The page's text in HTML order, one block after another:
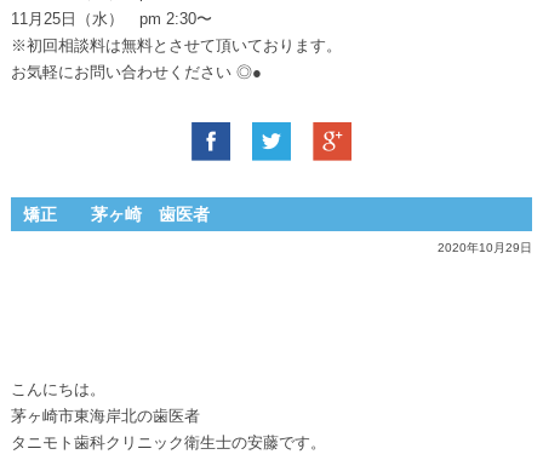
11月25日（水） pm 2:30〜
※初回相談料は無料とさせて頂いております。
お気軽にお問い合わせください ◎●
矯正 茅ヶ崎 歯医者
2020年10月29日
こんにちは。
茅ヶ崎市東海岸北の歯医者
タニモト歯科クリニック衛生士の安藤です。